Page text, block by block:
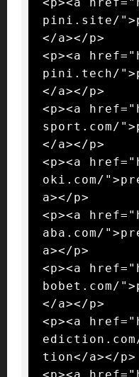
pini.site/
</a></p>
<p><a
pini.tech/
</a></p>
<p><a
sport.com/
</a></p>
<p><a
oki.com/
a></p>
<p><a
aba.com/
a></p>
<p><a
bobet.com/
</a></p>
<p><a
tion</a></p>